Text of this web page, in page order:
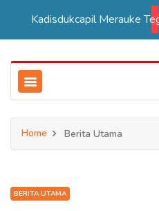
Home Berita Utama
BERITA UTAMA